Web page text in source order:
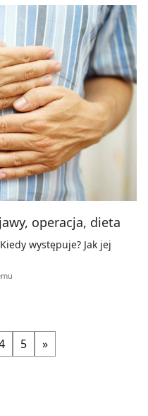
operacja, dieta
występuje? Jak jej
5 »